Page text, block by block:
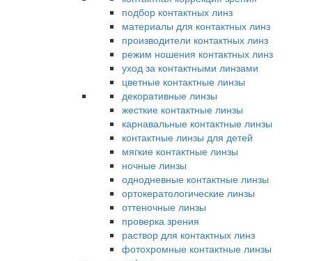
подбор контактных линз
материалы для контактных линз
производители контактных линз
режим ношения контактных линз
уход за контактными линзами
цветные контактные линзы
декоративные линзы
жесткие контактные линзы
карнавальные контактные линзы
контактные линзы для детей
мягкие контактные линзы
ночные линзы
однодневные контактные линзы
ортокератологические линзы
оттеночные линзы
проверка зрения
раствор для контактных линз
фотохромные контактные линзы